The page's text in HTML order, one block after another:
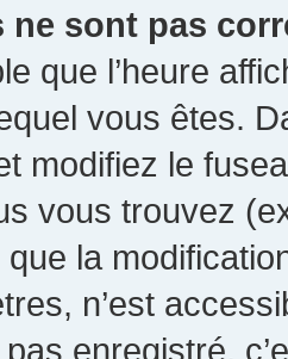
ne sont pas
que l’heure
vous êtes.
modifiez le
vous trouvez
la
n’est
pas enregistré,